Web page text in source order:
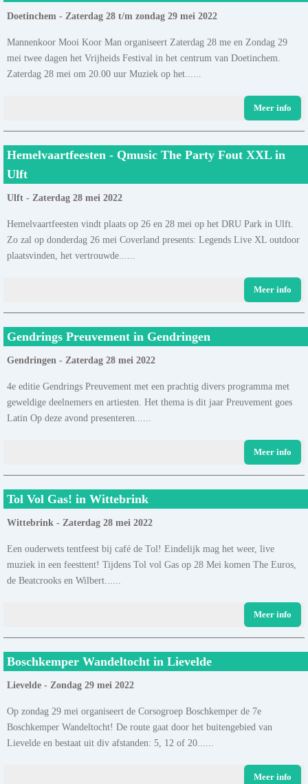
Doetinchem - Zaterdag 28 t/m zondag 29 mei 2022
Mannenkoor Mooi Koor Man organiseert Zaterdag 28 me en Zondag 29
mei twee dagen het Vrijheids Festival in het centrum van Doetinchem.
Zaterdag 28 mei om 20.00 uur Muziek op het......
Meer info
Hemelvaartfeesten - Qmusic The Party Fout XXL in
Ulft
Ulft - Zaterdag 28 mei 2022
Hemelvaartfeesten vindt plaats op 26 en 28 mei op het DRU Park in Ulft.
Zo zal op donderdag 26 mei Coverland presents: Legends Live XL outdoor
plaatsvinden, het vertrouwde......
Meer info
Gendrings Preuvement in Gendringen
Gendringen - Zaterdag 28 mei 2022
4e editie Gendrings Preuvement met een prachtig divers programma met
geweldige deelnemers en artiesten. Het thema is dit jaar Preuvement goes
Latin Op deze avond presenteren......
Meer info
Tol Vol Gas! in Wittebrink
Wittebrink - Zaterdag 28 mei 2022
Een ouderwets tentfeest bij café de Tol! Eindelijk mag het weer, live
muziek in een feesttent! Tijdens Tol vol Gas op 28 Mei komen The Euros,
de Beatcrooks en Wilbert......
Meer info
Boschkemper Wandeltocht in Lievelde
Lievelde - Zondag 29 mei 2022
Op zondag 29 mei organiseert de Corsogroep Boschkemper de 7e
Boschkemper Wandeltocht! De route gaat door het buitengebied van
Lievelde en bestaat uit div afstanden: 5, 12 of 20......
Meer info